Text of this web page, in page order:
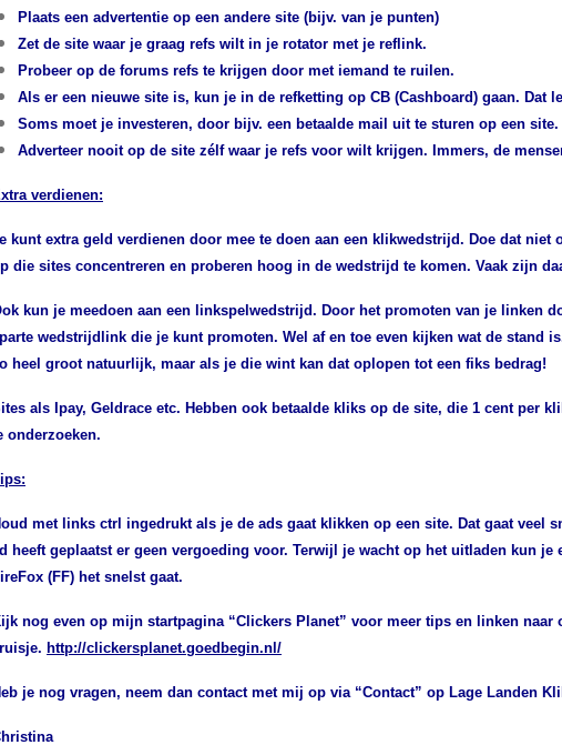
Plaats een advertentie op een andere site (bijv. van je punten)
Zet de site waar je graag refs wilt in je rotator met je reflink.
Probeer op de forums refs te krijgen door met iemand te ruilen.
Als er een nieuwe site is, kun je in de refketting op CB (Cashboard) gaan. Dat
Soms moet je investeren, door bijv. een betaalde mail uit te sturen op een site.
Adverteer nooit op de site zélf waar je refs voor wilt krijgen. Immers, de
verdienen:
kunt extra geld verdienen door mee te doen aan een klikwedstrijd. Doe dat
die sites concentreren en proberen hoog in de wedstrijd te komen. Vaak zijn
kun je meedoen aan een linkspelwedstrijd. Door het promoten van je linken
wedstrijdlink die je kunt promoten. Wel af en toe even kijken wat de stand
heel groot natuurlijk, maar als je die wint kan dat oplopen tot een fiks bedrag!
als Ipay, Geldrace etc. Hebben ook betaalde kliks op de site, die 1 cent per
onderzoeken.
met links ctrl ingedrukt als je de ads gaat klikken op een site. Dat gaat veel
heeft geplaatst er geen vergoeding voor. Terwijl je wacht op het uitladen kun
(FF) het snelst gaat.
nog even op mijn startpagina “Clickers Planet” voor meer tips en linken
http://clickersplanet.goedbegin.nl/
je nog vragen, neem dan contact met mij op via “Contact” op Lage Landen